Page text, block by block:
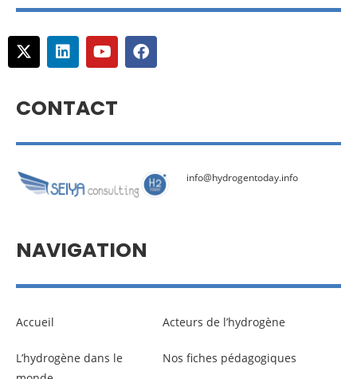
CONTACT
info@hydrogentoday.info
NAVIGATION
Accueil
L’hydrogène dans le
Acteurs de l’hydrogène
Nos fiches pédagogiques